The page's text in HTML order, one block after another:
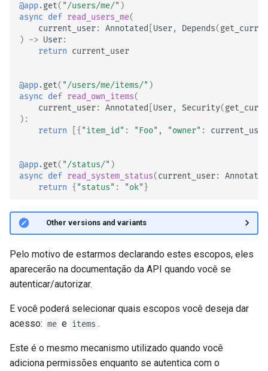
@app.get( "/users/me/" )
async def read_users_me(
current_user: Annotated User, Depends(
) -> User:
return current_user
@app.get( "/users/me/items/" )
async def read_own_items(
current_user: Annotated User, Security(
):
return
[{ "item_id" : "Foo" , "owner" : current_user
@app.get( "/status/" )
async def read_system_status(current_user:
Annotated
return { "status" : "ok" }
🤓 Other versions and variants
Pelo motivo de estarmos declarando estes escopos, eles
aparecerão na documentação da API quando você se
autenticar/autorizar.
E você poderá selecionar quais escopos você deseja dar
acesso: me e items .
Este é o mesmo mecanismo utilizado quando você
adiciona permissões enquanto se autentica com o